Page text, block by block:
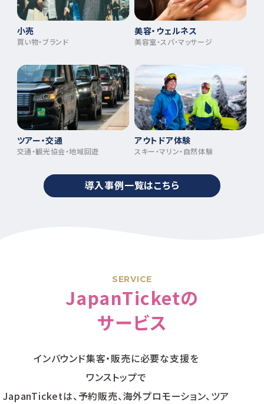
小売
買い物・ブランド
美容・ウェルネス
美容室・スパ・マッサージ
ツアー・交通
交通・観光協会・地域回遊
アウトドア体験
スキー・マリン・自然体験
導入事例一覧はこちら
SERVICE
JapanTicketの
サービス
インバウンド集客・販売に必要な支援を
ワンストップで
JapanTicketは、予約販売、海外プロモーション、ツア